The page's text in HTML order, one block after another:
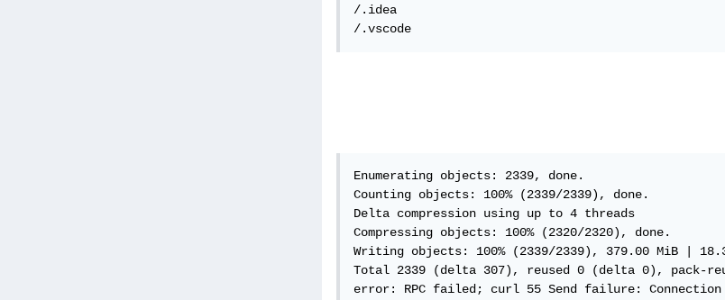
/.idea
/.vscode
Enumerating objects: 2339, done.
Counting objects: 100% (2339/2339), done.
Delta compression using up to 4 threads
Compressing objects: 100% (2320/2320), done.
Writing objects: 100% (2339/2339), 379.00 MiB |
Total 2339 (delta 307), reused 0 (delta 0), pack-
error: RPC failed; curl 55 Send failure: Connection